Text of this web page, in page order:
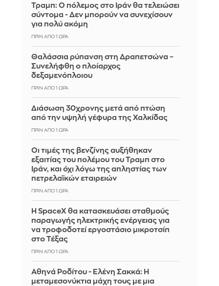
Τραμπ: Ο πόλεμος στο Ιράν θα τελειώσει
σύντομα - Δεν μπορούν να συνεχίσουν
για πολύ ακόμη
ΠΡΙΝ ΑΠΌ 1 ΏΡΑ
Θαλάσσια ρύπανση στη Δραπετσώνα –
Συνελήφθη ο πλοίαρχος
δεξαμενόπλοιου
ΠΡΙΝ ΑΠΌ 1 ΏΡΑ
Διάσωση 30χρονης μετά από πτώση
από την υψηλή γέφυρα της Χαλκίδας
ΠΡΙΝ ΑΠΌ 1 ΏΡΑ
Οι τιμές της βενζίνης αυξήθηκαν
εξαιτίας του πολέμου του Τραμπ στο
Ιράν, και όχι λόγω της απληστίας των
πετρελαϊκών εταιρειών
ΠΡΙΝ ΑΠΌ 1 ΏΡΑ
Η SpaceX θα κατασκευάσει σταθμούς
παραγωγής ηλεκτρικής ενέργειας για
να τροφοδοτεί εργοστάσιο μικροτσίπ
στο Τέξας
ΠΡΙΝ ΑΠΌ 1 ΏΡΑ
Αθηνά Ροδίτου - Ελένη Σακκά: Η
μεταμεσονύκτια μάχη τους με μια